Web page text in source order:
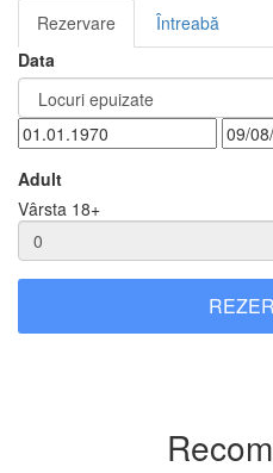
Rezervare
Întreabă
Data
Adult
Vârsta 18+